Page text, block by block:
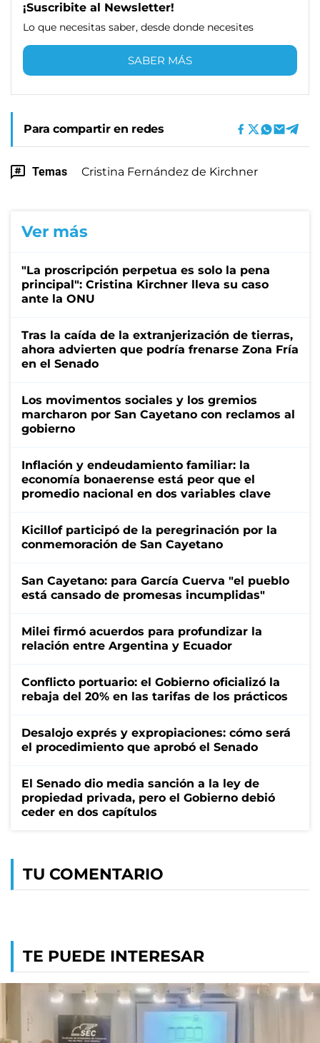
¡Suscribite al Newsletter!
Lo que necesitas saber, desde donde necesites
SABER MÁS
Para compartir en redes
Temas Cristina Fernández de Kirchner
Ver más
"La proscripción perpetua es solo la pena
principal": Cristina Kirchner lleva su caso
ante la ONU
Tras la caída de la extranjerización de tierras,
ahora advierten que podría frenarse Zona Fría
en el Senado
Los movimentos sociales y los gremios
marcharon por San Cayetano con reclamos al
gobierno
Inflación y endeudamiento familiar: la
economía bonaerense está peor que el
promedio nacional en dos variables clave
Kicillof participó de la peregrinación por la
conmemoración de San Cayetano
San Cayetano: para García Cuerva "el pueblo
está cansado de promesas incumplidas"
Milei firmó acuerdos para profundizar la
relación entre Argentina y Ecuador
Conflicto portuario: el Gobierno oficializó la
rebaja del 20% en las tarifas de los prácticos
Desalojo exprés y expropiaciones: cómo será
el procedimiento que aprobó el Senado
El Senado dio media sanción a la ley de
propiedad privada, pero el Gobierno debió
ceder en dos capítulos
TU COMENTARIO
TE PUEDE INTERESAR